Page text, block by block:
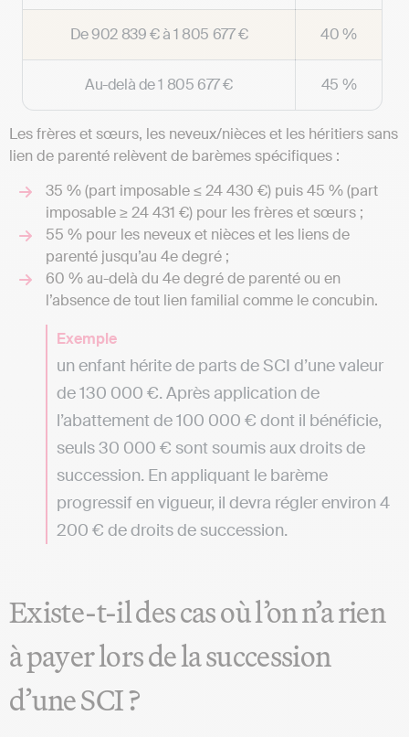
De 902 839 € à 1 805 677 € 40 %
Au-delà de 1 805 677 € 45 %
Les frères et sœurs, les neveux/nièces et les héritiers sans
lien de parenté relèvent de barèmes spécifiques :
35 % (part imposable ≤ 24 430 €) puis 45 % (part
imposable ≥ 24 431 €) pour les frères et sœurs ;
55 % pour les neveux et nièces et les liens de
parenté jusqu’au 4e degré ;
60 % au-delà du 4e degré de parenté ou en
l’absence de tout lien familial comme le concubin.
Exemple
un enfant hérite de parts de SCI d’une valeur
de 130 000 €. Après application de
l’abattement de 100 000 € dont il bénéficie,
seuls 30 000 € sont soumis aux droits de
succession. En appliquant le barème
progressif en vigueur, il devra régler environ 4
200 € de droits de succession.
Existe-t-il des cas où l’on n’a rien
à payer lors de la succession
d’une SCI ?